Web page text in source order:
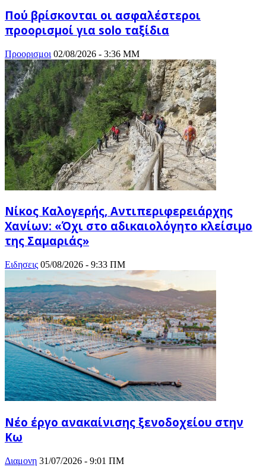
Πού βρίσκονται οι ασφαλέστεροι
προορισμοί για solo ταξίδια
Προορισμοι 02/08/2026 - 3:36 ΜΜ
Νίκος Καλογερής, Αντιπεριφερειάρχης
Χανίων: «Όχι στο αδικαιολόγητο κλείσιμο
της Σαμαριάς»
Ειδησεις 05/08/2026 - 9:33 ΠΜ
Νέο έργο ανακαίνισης ξενοδοχείου στην
Κω
Διαμονη 31/07/2026 - 9:01 ΠΜ